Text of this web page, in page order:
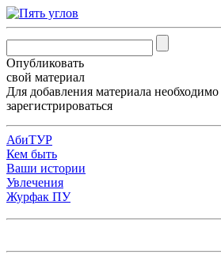
Опубликовать
свой материал
Для добавления материала необходимо
зарегистрироваться
АбиТУР
Кем быть
Ваши истории
Увлечения
Журфак ПУ